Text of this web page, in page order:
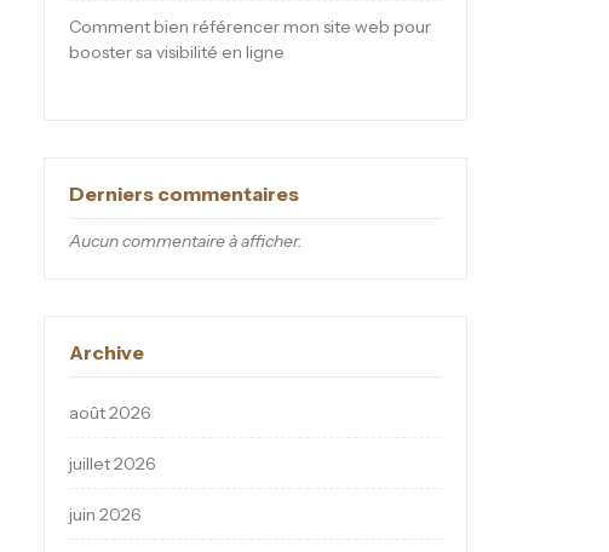
Comment bien référencer mon site web pour
booster sa visibilité en ligne
Derniers commentaires
Aucun commentaire à afficher.
Archive
août 2026
juillet 2026
juin 2026